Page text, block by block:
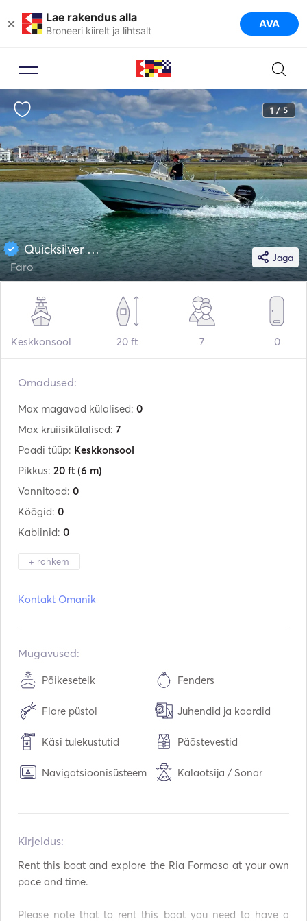
× Lae rakendus alla
Broneeri kiirelt ja lihtsalt AVA
1 / 5
Jaga
Quicksilver 20
Faro
Keskkonsool 20 ft 7 0
Omadused:
Max magavad külalised: 0
Max kruiisikülalised: 7
Paadi tüüp: Keskkonsool
Pikkus: 20 ft (6 m)
Vannitoad: 0
Köögid: 0
Kabiinid: 0
+ rohkem
Mootorid:1 x 115hp
Kütuse tüüp:
Kütuse mahutavus:
Kontakt Omanik
Mugavused:
Päikesetelk Fenders
Flare püstol Juhendid ja kaardid
Käsi tulekustutid Päästevestid
Navigatsioonisüsteem Kalaotsija / Sonar
Kirjeldus:
Rent this boat and explore the Ria Formosa at your own
pace and time.
Please note that to rent this boat you need to have a